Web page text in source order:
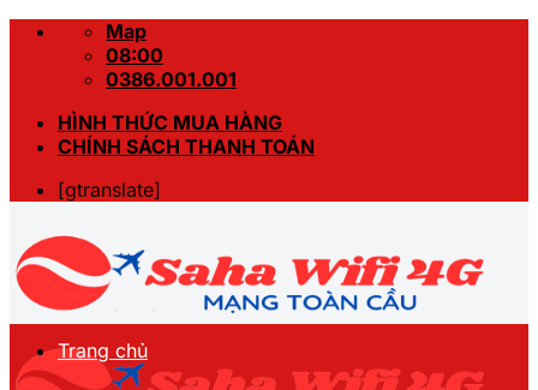
Skip
Map
08:00
0386.001.001
HÌNH THỨC MUA HÀNG
CHÍNH SÁCH THANH TOÁN
[gtranslate]
Trang chủ